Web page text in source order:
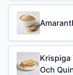
Krispiga
Och